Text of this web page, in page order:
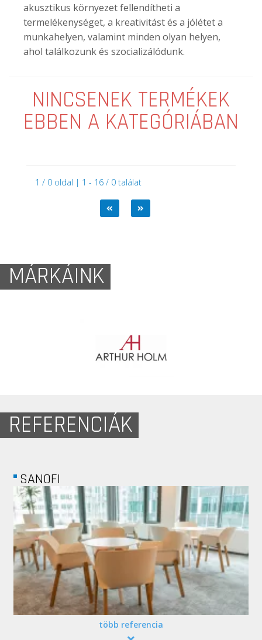
akusztikus környezet fellendítheti a
termelékenységet, a kreativitást és a jólétet a
munkahelyen, valamint minden olyan helyen,
ahol találkozunk és szocializálódunk.
NINCSENEK TERMÉKEK
EBBEN A KATEGÓRIÁBAN
1 / 0 oldal | 1 - 16 / 0 találat
MÁRKÁINK
REFERENCIÁK
TAKEDA PHARMA...
több referencia